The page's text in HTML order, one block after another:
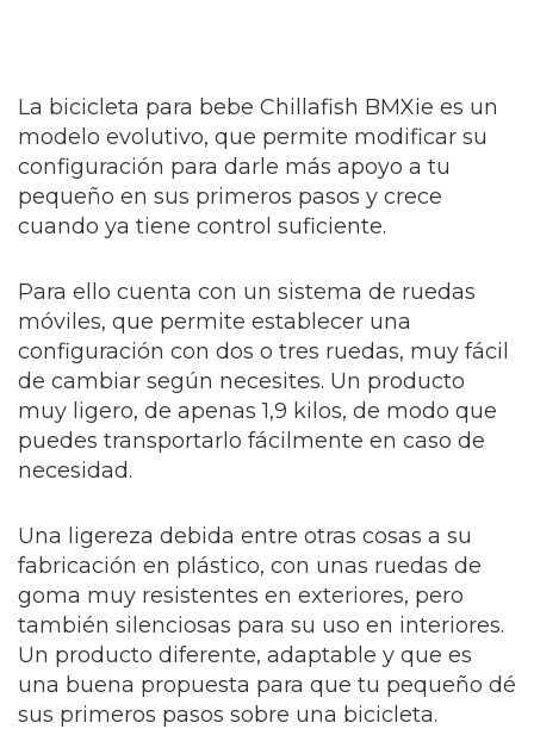
La bicicleta para bebe Chillafish BMXie es un
modelo evolutivo, que permite modificar su
configuración para darle más apoyo a tu
pequeño en sus primeros pasos y crece
cuando ya tiene control suficiente.
Para ello cuenta con un sistema de ruedas
móviles, que permite establecer una
configuración con dos o tres ruedas, muy fácil
de cambiar según necesites. Un producto
muy ligero, de apenas 1,9 kilos, de modo que
puedes transportarlo fácilmente en caso de
necesidad.
Una ligereza debida entre otras cosas a su
fabricación en plástico, con unas ruedas de
goma muy resistentes en exteriores, pero
también silenciosas para su uso en interiores.
Un producto diferente, adaptable y que es
una buena propuesta para que tu pequeño dé
sus primeros pasos sobre una bicicleta.